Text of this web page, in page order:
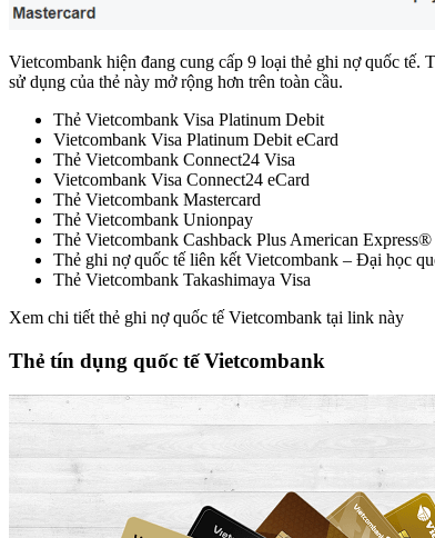
Vietcombank hiện đang cung cấp 9 loại thẻ ghi nợ quốc tế.
sử dụng của thẻ này mở rộng hơn trên toàn cầu.
Thẻ Vietcombank Visa Platinum Debit
Vietcombank Visa Platinum Debit eCard
Thẻ Vietcombank Connect24 Visa
Vietcombank Visa Connect24 eCard
Thẻ Vietcombank Mastercard
Thẻ Vietcombank Unionpay
Thẻ Vietcombank Cashback Plus American Express®
Thẻ ghi nợ quốc tế liên kết Vietcombank – Đại học
Thẻ Vietcombank Takashimaya Visa
Xem chi tiết thẻ ghi nợ quốc tế Vietcombank tại link này
Thẻ tín dụng quốc tế Vietcombank